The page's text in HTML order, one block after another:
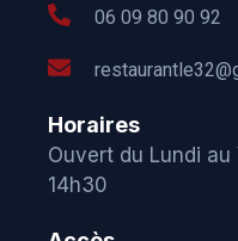
06 09 80 90 92
Horaires
Ouvert du Lundi au
14h30